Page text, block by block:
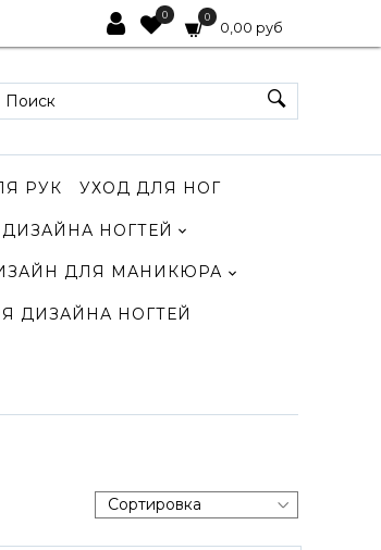
0 0
0,00 руб
РУК УХОД ДЛЯ НОГ
НОГТЕЙ
ДЛЯ МАНИКЮРА
ДИЗАЙНА НОГТЕЙ